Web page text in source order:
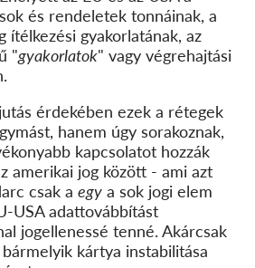
és rendeletek tonnáinak, a
ítélkezési gyakorlatának, az
"gyakorlatok" vagy végrehajtási
érdekében ezek a rétegek
hanem úgy sorakoznak,
kapcsolatot hozzák
amerikai jog között - ami azt
csak a egy a sok jogi elem
USA adattovábbítást
jogellenessé tenné. Akárcsak
kártya instabilitása